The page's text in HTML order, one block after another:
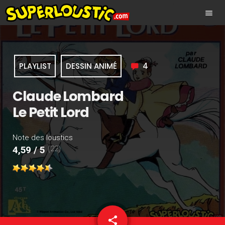
menu
PLAYLIST DESSIN ANIMÉ 4
Claude Lombard
Le Petit Lord
Note des loustics
4,59 / 5 (22)
share
email